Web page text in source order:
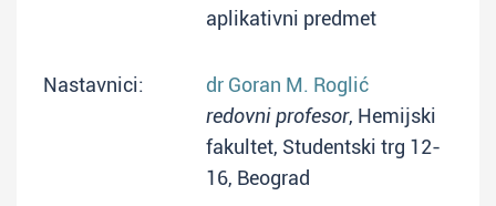
aplikativni predmet
Nastavnici:
dr Goran M. Roglić
redovni profesor, Hemijski
fakultet, Studentski trg 12-
16, Beograd